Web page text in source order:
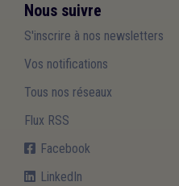
Nous suivre
S'inscrire à nos newsletters
Vos notifications
Tous nos réseaux
Flux RSS
Facebook
LinkedIn